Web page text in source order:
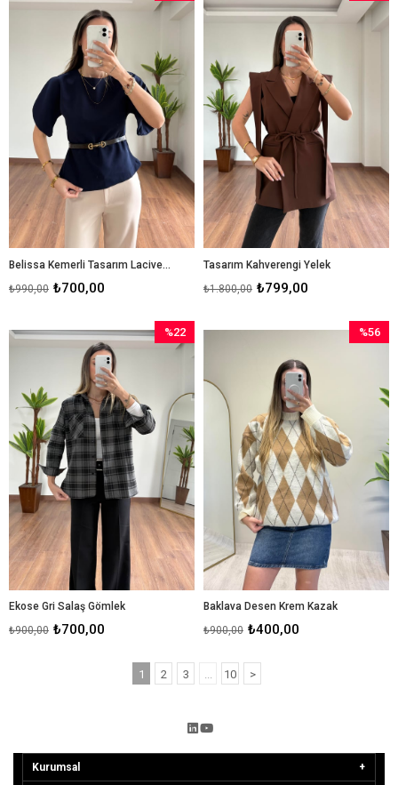
Belissa Kemerli Tasarım Lacivert Bluz
₺700,00
₺990,00
İndirim
Tasarım Kahverengi Yelek
₺799,00
₺1.800,00
İndirim
Ekose Gri Salaş Gömlek
₺700,00
₺900,00
%22
İndirim
%22İndirim
Baklava Desen Krem Kazak
₺400,00
₺900,00
%56
1 2 3 ... 10 >
Kurumsal